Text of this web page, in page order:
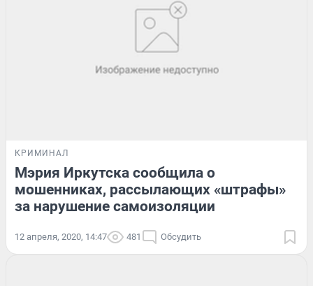
КРИМИНАЛ
Мэрия Иркутска сообщила о
мошенниках, рассылающих «штрафы»
за нарушение самоизоляции
12 апреля, 2020, 14:47 481 Обсудить